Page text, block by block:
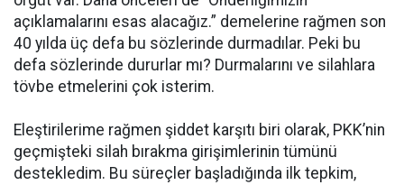
açıklamalarını esas alacağız.” demelerine rağmen son
40 yılda üç defa bu sözlerinde durmadılar. Peki bu
defa sözlerinde dururlar mı? Durmalarını ve silahlara
tövbe etmelerini çok isterim.
Eleştirilerime rağmen şiddet karşıtı biri olarak, PKK’nin
geçmişteki silah bırakma girişimlerinin tümünü
destekledim. Bu süreçler başladığında ilk tepkim,